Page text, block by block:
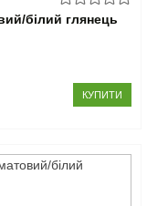
білий глянець
КУПИТИ